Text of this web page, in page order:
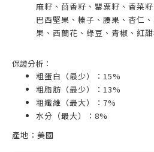
麻籽、茴香籽、罌粟籽、香菜
巴西堅果、榛子、腰果、杏仁
果、西蘭花、綠豆、青椒、紅
保證分析：
粗蛋白（最少）：15%
粗脂肪（最少）：13%
粗纖維（最大）：7%
水分（最大）：8%
產地：美國